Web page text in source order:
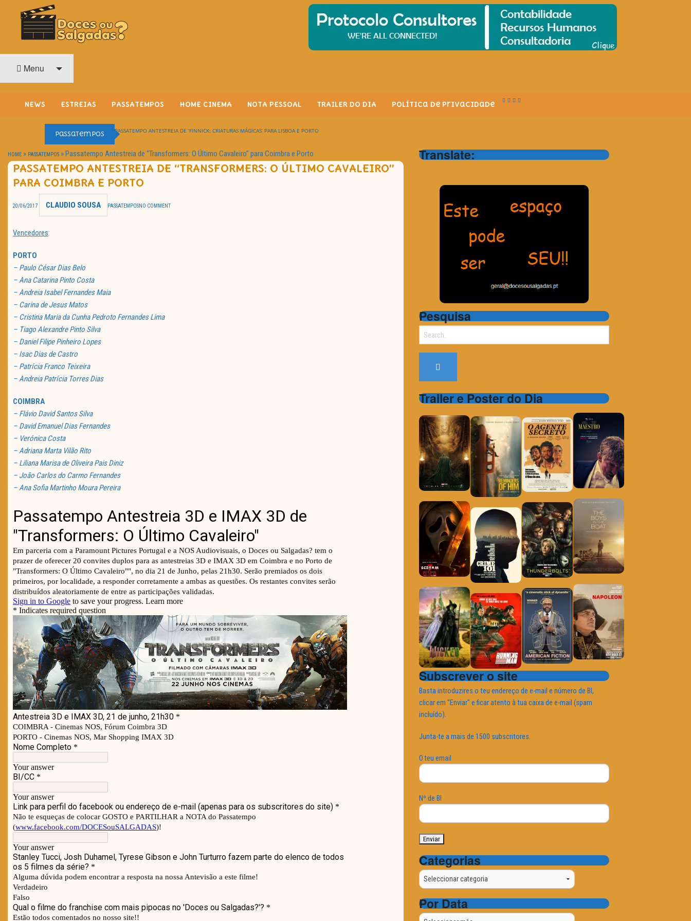
O Cinema? Uma Paixão!!
Menu
NEWS ESTREIAS PASSATEMPOS HOME CINEMA NOTA PESSOAL TRAILER DO DIA Política de Privacidade
Passatempos PASSATEMPO ANTESTREIA DE ‘FINNICK: CRIATURAS MÁGICAS’ PARA LISBOA E PORTO
HOME » PASSATEMPOS »Passatempo Antestreia de “Transformers: O Último Cavaleiro” para Coimbra e Porto
PASSATEMPO ANTESTREIA DE “TRANSFORMERS: O ÚLTIMO CAVALEIRO”
PARA COIMBRA E PORTO
20/06/2017 CLAUDIO SOUSA PASSATEMPOSNO COMMENT
Vencedores:
PORTO
– Paulo César Dias Belo
– Ana Catarina Pinto Costa
– Andreia Isabel Fernandes Maia
– Carina de Jesus Matos
– Cristina Maria da Cunha Pedroto Fernandes Lima
– Tiago Alexandre Pinto Silva
– Daniel Filipe Pinheiro Lopes
– Isac Dias de Castro
– Patrícia Franco Teixeira
– Andreia Patrícia Torres Dias
COIMBRA
– Flávio David Santos Silva
– David Emanuel Dias Fernandes
– Verónica Costa
– Adriana Marta Vilão Rito
– Liliana Marisa de Oliveira Pais Diniz
– João Carlos do Carmo Fernandes
– Ana Sofia Martinho Moura Pereira
Translate:
Pesquisa
Trailer e Poster do Dia
Subscrever o site
Basta introduzires o teu endereço de e-mail e número de BI,
clicar em "Enviar" e ficar atento à tua caixa de e-mail (spam
incluído).
Junta-te a mais de 1500 subscritores.
O teu email
Nº de BI
Categorias
Categorias
Por Data
Por